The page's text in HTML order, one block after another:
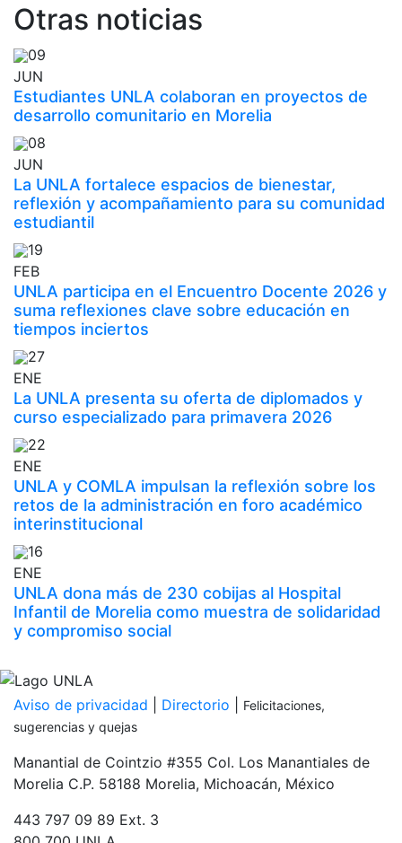
Otras noticias
09
JUN
Estudiantes UNLA colaboran en proyectos de
desarrollo comunitario en Morelia
08
JUN
La UNLA fortalece espacios de bienestar,
reflexión y acompañamiento para su comunidad
estudiantil
19
FEB
UNLA participa en el Encuentro Docente 2026 y
suma reflexiones clave sobre educación en
tiempos inciertos
27
ENE
La UNLA presenta su oferta de diplomados y
curso especializado para primavera 2026
22
ENE
UNLA y COMLA impulsan la reflexión sobre los
retos de la administración en foro académico
interinstitucional
16
ENE
UNLA dona más de 230 cobijas al Hospital
Infantil de Morelia como muestra de solidaridad
y compromiso social
Aviso de privacidad Directorio
Felicitaciones,
sugerencias y quejas
Manantial de Cointzio #355 Col. Los Manantiales de
Morelia C.P. 58188 Morelia, Michoacán, México
443 797 09 89 Ext. 3